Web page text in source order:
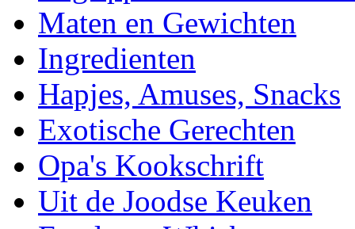
Maten en Gewichten
Ingredienten
Hapjes, Amuses, Snacks
Exotische Gerechten
Opa's Kookschrift
Uit de Joodse Keuken